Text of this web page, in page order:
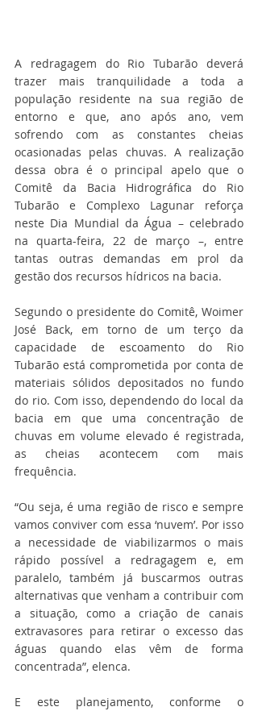
A redragagem do Rio Tubarão deverá
trazer mais tranquilidade a toda a
população residente na sua região de
entorno e que, ano após ano, vem
sofrendo com as constantes cheias
ocasionadas pelas chuvas. A realização
dessa obra é o principal apelo que o
Comitê da Bacia Hidrográfica do Rio
Tubarão e Complexo Lagunar reforça
neste Dia Mundial da Água – celebrado
na quarta-feira, 22 de março –, entre
tantas outras demandas em prol da
gestão dos recursos hídricos na bacia.
Segundo o presidente do Comitê, Woimer
José Back, em torno de um terço da
capacidade de escoamento do Rio
Tubarão está comprometida por conta de
materiais sólidos depositados no fundo
do rio. Com isso, dependendo do local da
bacia em que uma concentração de
chuvas em volume elevado é registrada,
as cheias acontecem com mais
frequência.
“Ou seja, é uma região de risco e sempre
vamos conviver com essa ‘nuvem’. Por isso
a necessidade de viabilizarmos o mais
rápido possível a redragagem e, em
paralelo, também já buscarmos outras
alternativas que venham a contribuir com
a situação, como a criação de canais
extravasores para retirar o excesso das
águas quando elas vêm de forma
concentrada”, elenca.
E este planejamento, conforme o